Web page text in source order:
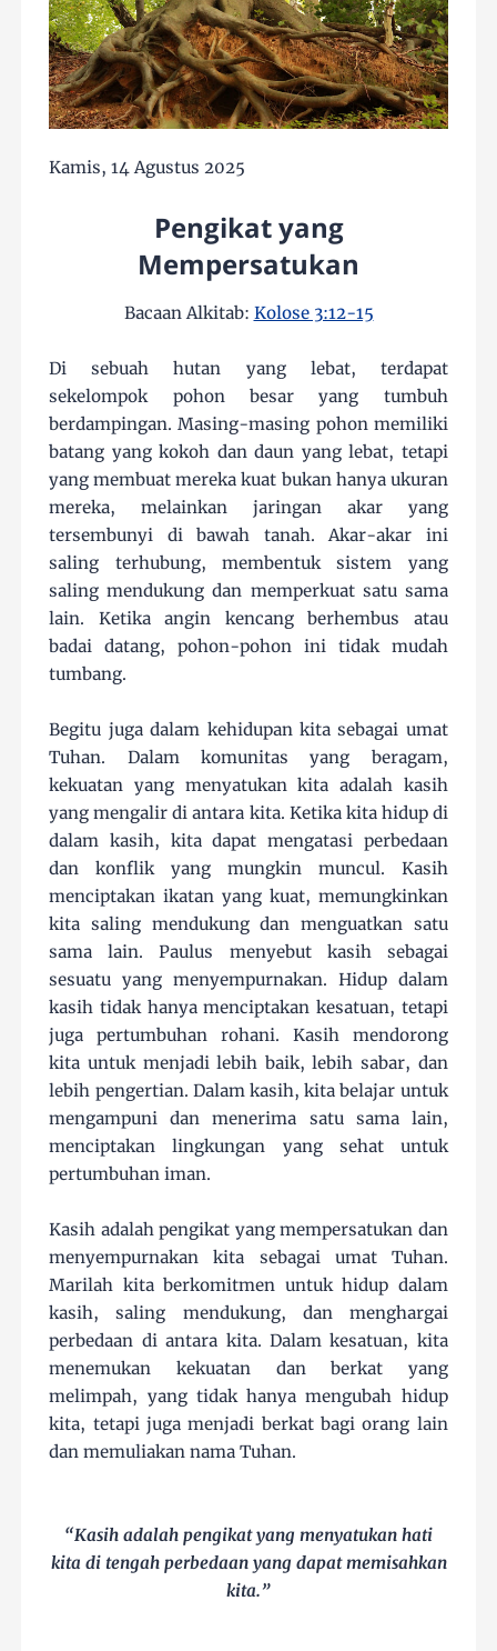
Kamis, 14 Agustus 2025
Pengikat yang
Mempersatukan
Bacaan Alkitab: Kolose 3:12-15
Di sebuah hutan yang lebat, terdapat
sekelompok pohon besar yang tumbuh
berdampingan. Masing-masing pohon memiliki
batang yang kokoh dan daun yang lebat, tetapi
yang membuat mereka kuat bukan hanya ukuran
mereka, melainkan jaringan akar yang
tersembunyi di bawah tanah. Akar-akar ini
saling terhubung, membentuk sistem yang
saling mendukung dan memperkuat satu sama
lain. Ketika angin kencang berhembus atau
badai datang, pohon-pohon ini tidak mudah
tumbang.
Begitu juga dalam kehidupan kita sebagai umat
Tuhan. Dalam komunitas yang beragam,
kekuatan yang menyatukan kita adalah kasih
yang mengalir di antara kita. Ketika kita hidup di
dalam kasih, kita dapat mengatasi perbedaan
dan konflik yang mungkin muncul. Kasih
menciptakan ikatan yang kuat, memungkinkan
kita saling mendukung dan menguatkan satu
sama lain. Paulus menyebut kasih sebagai
sesuatu yang menyempurnakan. Hidup dalam
kasih tidak hanya menciptakan kesatuan, tetapi
juga pertumbuhan rohani. Kasih mendorong
kita untuk menjadi lebih baik, lebih sabar, dan
lebih pengertian. Dalam kasih, kita belajar untuk
mengampuni dan menerima satu sama lain,
menciptakan lingkungan yang sehat untuk
pertumbuhan iman.
Kasih adalah pengikat yang mempersatukan dan
menyempurnakan kita sebagai umat Tuhan.
Marilah kita berkomitmen untuk hidup dalam
kasih, saling mendukung, dan menghargai
perbedaan di antara kita. Dalam kesatuan, kita
menemukan kekuatan dan berkat yang
melimpah, yang tidak hanya mengubah hidup
kita, tetapi juga menjadi berkat bagi orang lain
dan memuliakan nama Tuhan.
“Kasih adalah pengikat yang menyatukan hati
kita di tengah perbedaan yang dapat memisahkan
kita.”